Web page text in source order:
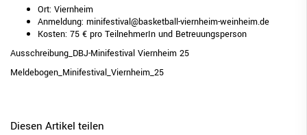
Ort: Viernheim
Anmeldung: minifestival@basketball-viernheim-weinheim.de
Kosten: 75 € pro TeilnehmerIn und Betreuungsperson
Ausschreibung_DBJ-Minifestival Viernheim 25
Meldebogen_Minifestival_Viernheim_25
Diesen Artikel teilen